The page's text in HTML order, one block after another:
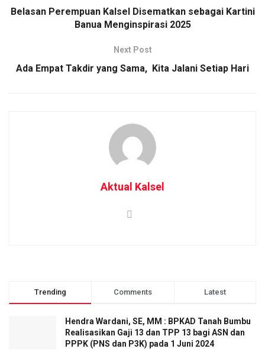
Belasan Perempuan Kalsel Disematkan sebagai Kartini
Banua Menginspirasi 2025
Next Post
Ada Empat Takdir yang Sama, Kita Jalani Setiap Hari
Aktual Kalsel
Trending Comments Latest
Hendra Wardani, SE, MM : BPKAD Tanah Bumbu
Realisasikan Gaji 13 dan TPP 13 bagi ASN dan
PPPK (PNS dan P3K) pada 1 Juni 2024